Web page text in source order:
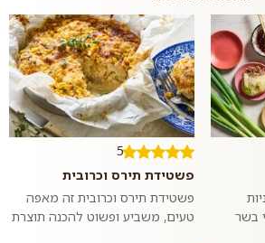
בשר
5
פשטידת תירס וכרובית
פשטידת תירס וכרובית זה מאפה
טעים, משביע ופשוט להכנה תוצרת